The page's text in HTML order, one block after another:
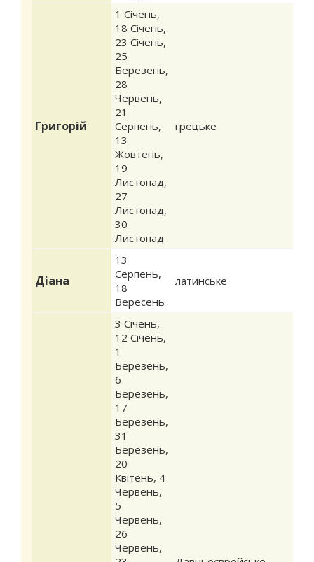
Григорій
1 Січень,
18 Січень,
23 Січень,
25
Березень,
28
Червень,
21
Серпень,
13
Жовтень,
19
Листопад,
27
Листопад,
30
Листопад
грецьке
Діана
13
Серпень,
18
Вересень
латинське
3 Січень,
12 Січень,
1
Березень,
6
Березень,
17
Березень,
31
Березень,
20
Квітень, 4
Червень,
5
Червень,
26
Червень,